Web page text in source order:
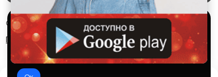
© 2026 SALEX МАРКЕТ
Правила сервиса
Конфиденциальность
Используем куки и рекомендательные
технологии
Это чтобы сайт работал лучше. Оставаясь с нами, вы
соглашаетесь на использование файлов куки.